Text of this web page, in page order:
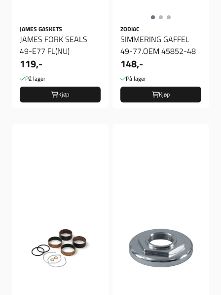
JAMES GASKETS
JAMES FORK SEALS
49-E77 FL(NU)
119,-
På lager
Kjøp
ZODIAC
SIMMERING GAFFEL
49-77.OEM 45852-48
148,-
På lager
Kjøp